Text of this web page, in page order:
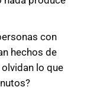
con
hechos de
lo que